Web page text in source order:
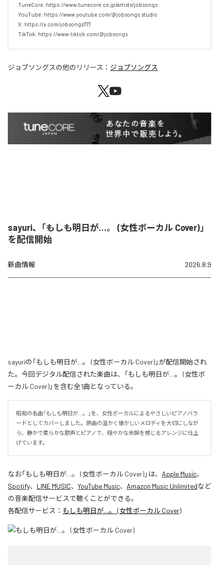
TuneCore: https://www.tunecore.co.jp/artists/jobsongs
YouTube: https://www.youtube.com/@jobsongs.studio
X: https://x.com/jobsongs777
TikTok: https://www.tiktok.com/@jobsongs
ジョブソングスの他のリリース： ジョブソングス
sayuri、「もしも明日が…。 (女性ボーカル Cover)」
を配信開始
新曲情報 2026.8.9
sayuriの「もしも明日が…。 (女性ボーカル Cover)」が配信開始され
た。今回デジタル配信された楽曲は、「もしも明日が…。 (女性ボ
ーカル Cover)」を含む全1曲となっている。
昭和の名曲「もしも明日が…。」を、女性ボーカルによるやさしいピアノバラ
ードとしてカバーしました。原曲の温かく懐かしいメロディを大切にしなが
ら、静かで柔らかな歌声とピアノで、穏やかな余韻を感じるアレンジに仕上
げています。
なお「もしも明日が…。 (女性ボーカル Cover)」は、 Apple Music、
Spotify、 LINE MUSIC、 YouTube Music、 Amazon Music Unlimitedなど
の音楽配信サービスで聴くことができる。
各配信サービス： もしも明日が…。 (女性ボーカル Cover)